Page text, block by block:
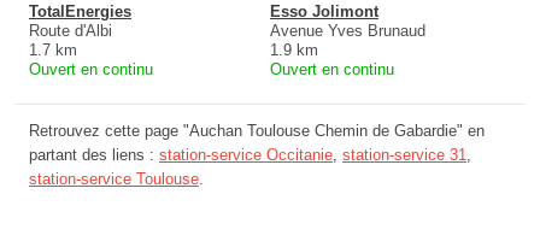
TotalEnergies
Route d'Albi
1.7 km
Ouvert en continu
Esso Jolimont
Avenue Yves Brunaud
1.9 km
Ouvert en continu
Retrouvez cette page "Auchan Toulouse Chemin de Gabardie" en
partant des liens : station-service Occitanie station-service 31
station-service Toulouse